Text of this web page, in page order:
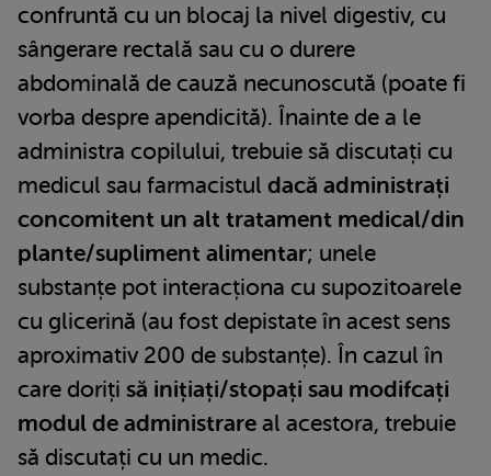
confruntă cu un blocaj la nivel digestiv, cu
sângerare rectală sau cu o durere
abdominală de cauză necunoscută (poate fi
vorba despre apendicită). Înainte de a le
administra copilului, trebuie să discutați cu
medicul sau farmacistul dacă administrați
concomitent un alt tratament medical/din
plante/supliment alimentar; unele
substanțe pot interacționa cu supozitoarele
cu glicerină (au fost depistate în acest sens
aproximativ 200 de substanțe). În cazul în
care doriți să inițiați/stopați sau modifcați
modul de administrare al acestora, trebuie
să discutați cu un medic.